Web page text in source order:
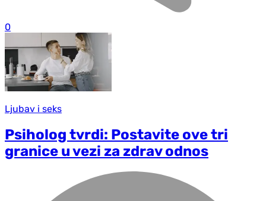
0
Ljubav i seks
Psiholog tvrdi: Postavite ove tri
granice u vezi za zdrav odnos